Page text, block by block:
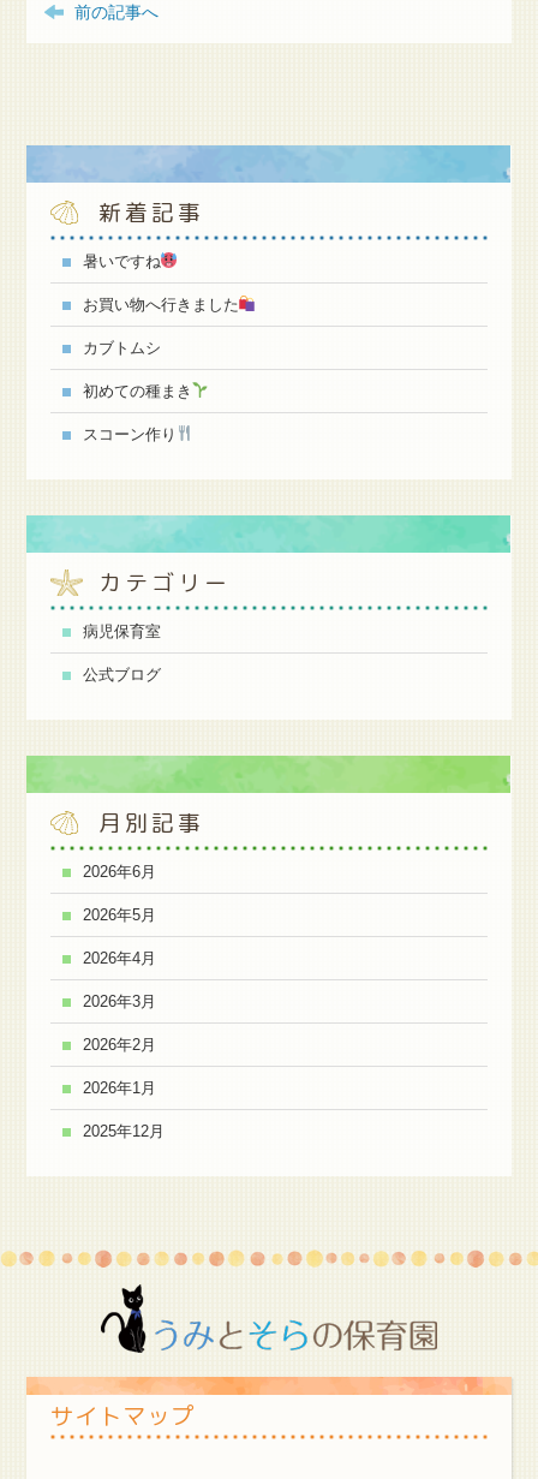
前の記事へ
新着記事
暑いですね
お買い物へ行きました
カブトムシ
初めての種まき
スコーン作り
カテゴリー
病児保育室
公式ブログ
月別記事
2026年6月
2026年5月
2026年4月
2026年3月
2026年2月
2026年1月
2025年12月
サイトマップ